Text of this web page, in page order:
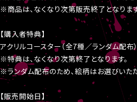
※商品は、なくなり次第販売終了となります
【購入者特典】
アクリルコースター（全7種／ランダム配布）
※特典は、なくなり次第終了となります。
※ランダム配布のため、絵柄はお選びいた
【販売開始日】